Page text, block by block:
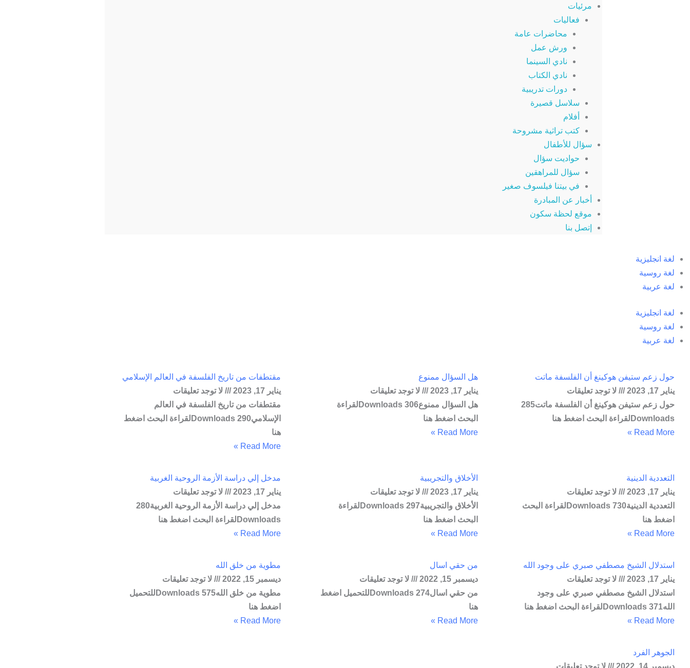
مرئيات
فعاليات
محاضرات عامة
ورش عمل
نادي السينما
نادي الكتاب
دورات تدريبية
سلاسل قصيرة
أفلام
كتب تراثية مشروحة
سؤال للأطفال
حواديت سؤال
سؤال للمراهقين
في بيتنا فيلسوف صغير
أخبار عن المبادرة
موقع لحظة سكون
إتصل بنا
لغة انجليزية
لغة روسية
لغة عربية
لغة انجليزية
لغة روسية
لغة عربية
حول زعم ستيفن هوكينغ أن الفلسفة ماتت
يناير 17, 2023
لا توجد تعليقات
حول زعم ستيفن هوكينغ أن الفلسفة ماتت285
Downloadsلقراءة البحث اضغط هنا
Read More »
هل السؤال ممنوع
يناير 17, 2023
لا توجد تعليقات
هل السؤال ممنوع306 Downloadsلقراءة
البحث اضغط هنا
Read More »
مقتطفات من تاريخ الفلسفة في العالم الإسلامي
يناير 17, 2023
لا توجد تعليقات
مقتطفات من تاريخ الفلسفة في العالم
الإسلامي290 Downloadsلقراءة البحث اضغط
هنا
Read More »
التعددية الدينية
يناير 17, 2023
لا توجد تعليقات
التعددية الدينية730 Downloadsلقراءة البحث
اضغط هنا
Read More »
الأخلاق والتجريبية
يناير 17, 2023
لا توجد تعليقات
الأخلاق والتجريبية297 Downloadsلقراءة
البحث اضغط هنا
Read More »
مدخل إلي دراسة الأزمة الروحية الغربية
يناير 17, 2023
لا توجد تعليقات
مدخل إلي دراسة الأزمة الروحية الغربية280
Downloadsلقراءة البحث اضغط هنا
Read More »
استدلال الشيخ مصطفي صبري على وجود الله
يناير 17, 2023
لا توجد تعليقات
استدلال الشيخ مصطفي صبري على وجود
الله371 Downloadsلقراءة البحث اضغط هنا
Read More »
من حقي اسال
ديسمبر 15, 2022
لا توجد تعليقات
من حقي اسال274 Downloadsللتحميل اضغط
هنا
Read More »
مطوية من خلق الله
ديسمبر 15, 2022
لا توجد تعليقات
مطوية من خلق الله575 Downloadsللتحميل
اضغط هنا
Read More »
الجوهر الفرد
ديسمبر 14, 2022
لا توجد تعليقات